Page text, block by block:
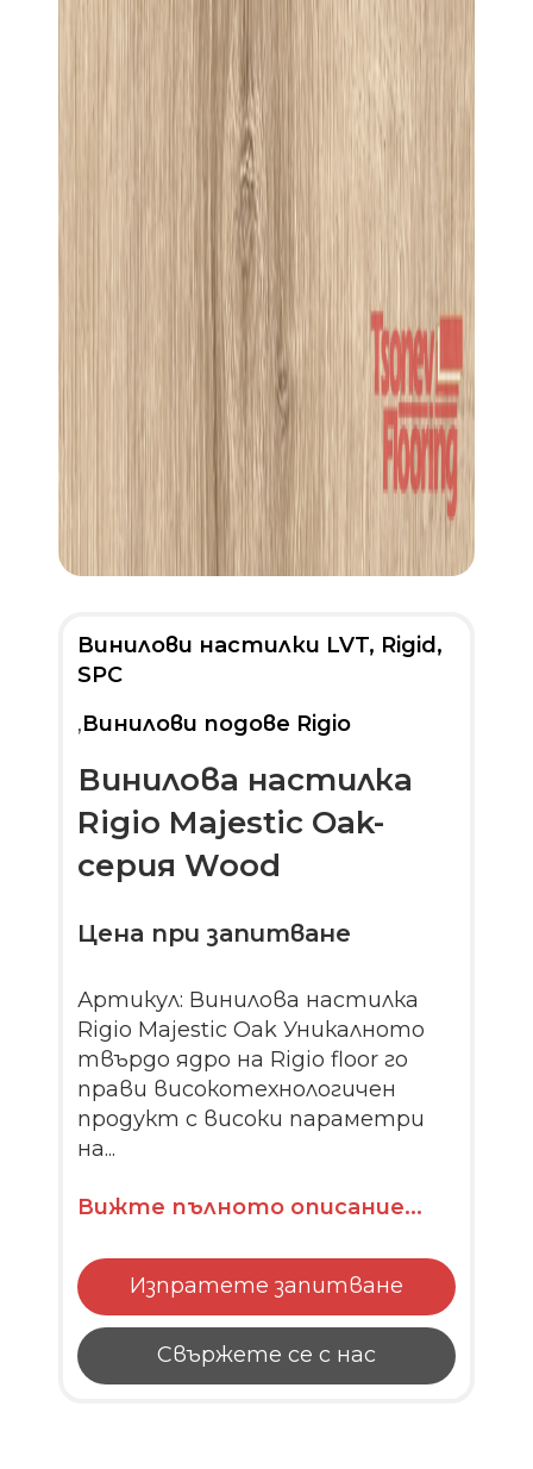
Винилови настилки LVT, Rigid,
SPC
,Винилови подове Rigio
Винилова настилка
Rigio Majestic Oak-
серия Wood
Цена при запитване
Артикул: Винилова настилка
Rigio Majestic Oak Уникалното
твърдо ядро на Rigio floor го
прави високотехнологичен
продукт с високи параметри
на...
Вижте пълното описание...
Изпратете запитване
Свържете се с нас